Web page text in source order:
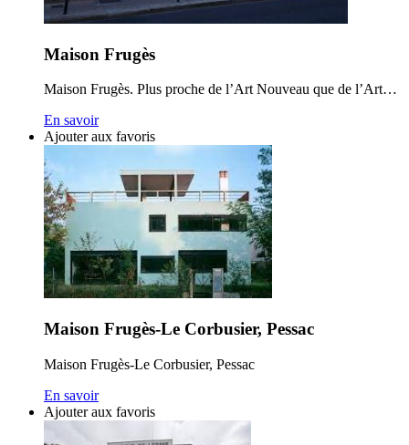
Maison Frugès
Maison Frugès. Plus proche de l’Art Nouveau que de l’Art…
En savoir
Ajouter aux favoris
Maison Frugès-Le Corbusier, Pessac
Maison Frugès-Le Corbusier, Pessac
En savoir
Ajouter aux favoris